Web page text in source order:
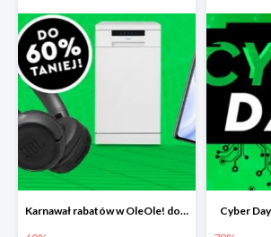
Karnawał rabatów w OleOle! do -60% Cyber